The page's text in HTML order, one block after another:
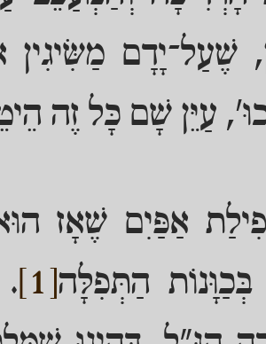
שֶׁעַל־יָדָם מַשִּׂיגִין
עַיֵּן שָׁם כָּל זֶה
אַפַּיִם שֶׁאָז
בְּכַוָּנוֹת הַתְּפִלָּה[1]